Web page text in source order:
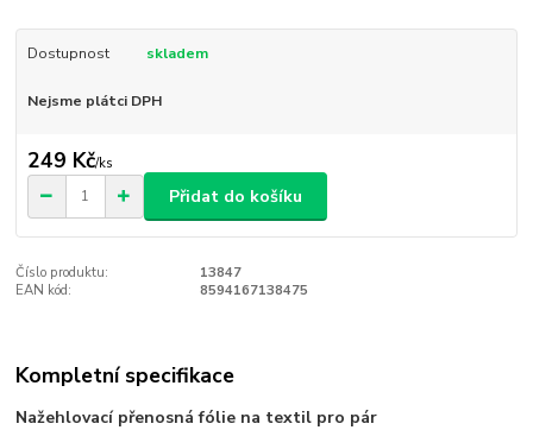
Dostupnost skladem
Nejsme plátci DPH
249 Kč/ks
Přidat do košíku
Číslo produktu:
13847
EAN kód:
8594167138475
Kompletní specifikace
Nažehlovací přenosná fólie na textil pro pár